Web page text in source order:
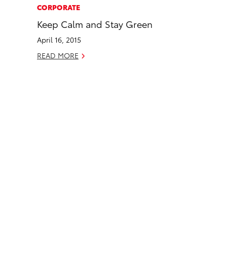
b
o
o
e
d
i
CORPORATE
Keep Calm and Stay Green
April 16, 2015
READ MORE